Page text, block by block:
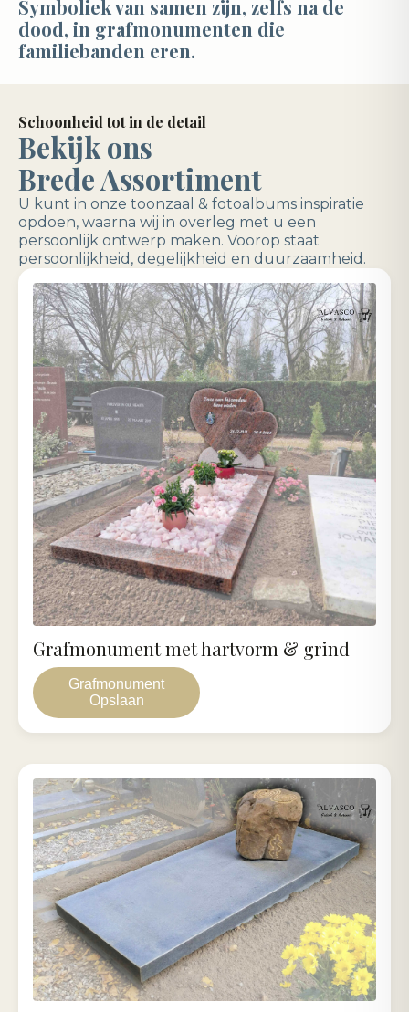
Symboliek van samen zijn, zelfs na de
dood, in grafmonumenten die
familiebanden eren.
Schoonheid tot in de detail
Bekijk ons
Brede Assortiment
U kunt in onze toonzaal & fotoalbums inspiratie
opdoen, waarna wij in overleg met u een
persoonlijk ontwerp maken. Voorop staat
persoonlijkheid, degelijkheid en duurzaamheid.
Grafmonument
Opslaan
Grafmonument met hartvorm & grind